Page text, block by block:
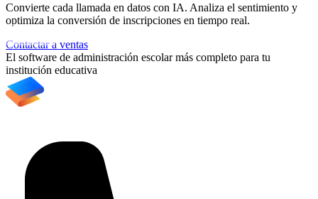
Convierte cada llamada en datos con IA. Analiza el sentimiento y
optimiza la conversión de inscripciones en tiempo real.
Contactar a ventas
El software de administración escolar más completo para tu
institución educativa